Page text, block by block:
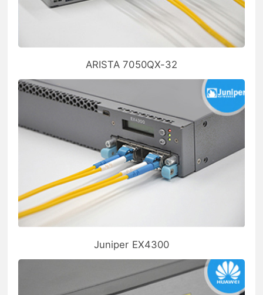
ARISTA 7050QX-32
Juniper EX4300